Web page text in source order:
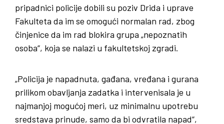
pripadnici policije dobili su poziv Drida i uprave
Fakulteta da im se omogući normalan rad, zbog
činjenice da im rad blokira grupa „nepoznatih
osoba“, koja se nalazi u fakultetskoj zgradi.
„Policija je napadnuta, gađana, vređana i gurana
prilikom obavljanja zadatka i intervenisala je u
najmanjoj mogućoj meri, uz minimalnu upotrebu
sredstava prinude, samo da bi odvratila napad“,